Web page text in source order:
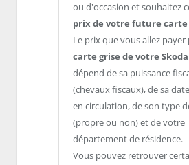
ou d'occasion et souhaitez
prix de votre future carte
Le prix que vous allez payer
carte grise de votre
dépend de sa puissance
(chevaux fiscaux), de sa
en circulation, de son type
(propre ou non) et de votre
département de résidence.
Vous pouvez retrouver